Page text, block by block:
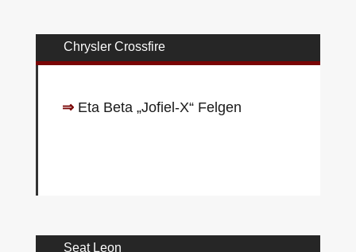
Chrysler Crossfire
⇒Eta Beta „Jofiel-X“ Felgen
Seat Leon